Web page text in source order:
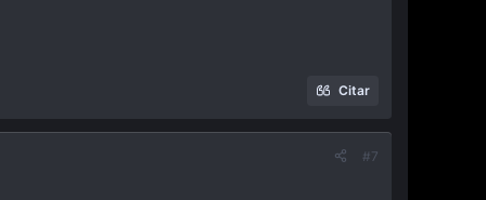
Citar
#7